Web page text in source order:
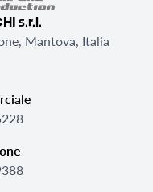
s.r.l.
Mantova, Italia